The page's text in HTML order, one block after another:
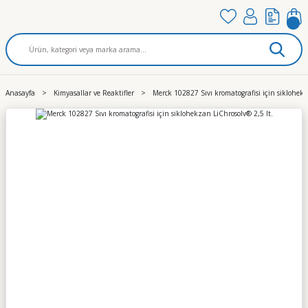
Anasayfa Kimyasallar ve Reaktifler Merck 102827 Sıvı kromatografisi için